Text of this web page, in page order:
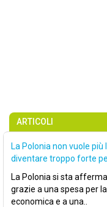
ARTICOLI
La Polonia non vuole
diventare troppo forte
La Polonia si sta
grazie a una spesa per
economica e a una..